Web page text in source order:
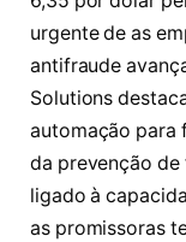
urgente de as
antifraude
Solutions
automação para
da prevenção
ligado à
as promissoras